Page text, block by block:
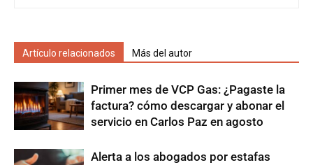
Artículo relacionados Más del autor
Primer mes de VCP Gas: ¿Pagaste la
factura? cómo descargar y abonar el
servicio en Carlos Paz en agosto
Alerta a los abogados por estafas